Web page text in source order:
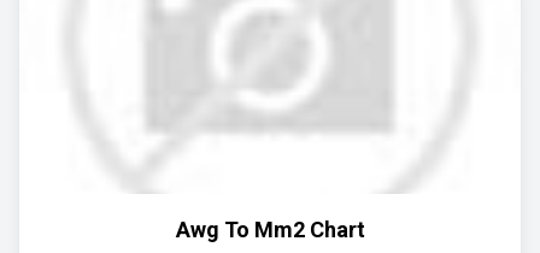
Awg To Mm2 Chart